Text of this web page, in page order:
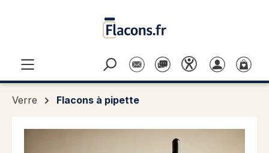
Verre Flacons à pipette